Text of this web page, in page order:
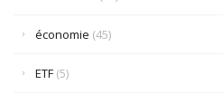
économie (45)
ETF (5)